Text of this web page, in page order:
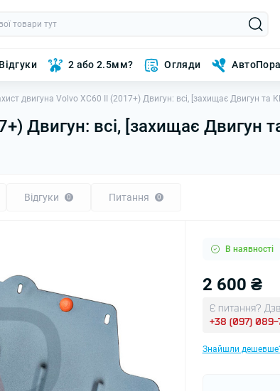
Відгуки 2 або 2.5мм? Огляди
двигуна Volvo XC60 II (2017+) Двигун: всі, [захищає Двигун та
Двигун: всі, [захищає Двигун
Відгуки 0 Питання 0
В наявності
2 600 ₴
Є питання?
+38 (097)
Знайшли